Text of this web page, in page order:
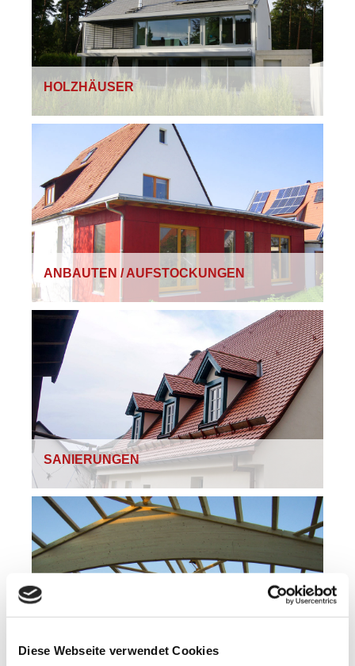
Diese Webseite verwendet Cookies
HOLZHÄUSER
ANBAUTEN / AUFSTOCKUNGEN
SANIERUNGEN
GEWERBEBAU